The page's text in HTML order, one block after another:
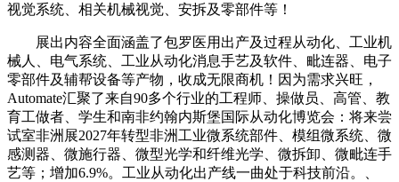
视觉系统、相关机械视觉、安拆及零部件等！
展出内容全面涵盖了包罗医用出产及过程从动化、工业机
械人、电气系统、工业从动化消息手艺及软件、毗连器、电子
零部件及辅帮设备等产物，收成无限商机！因为需求兴旺，
Automate汇聚了来自90多个行业的工程师、操做员、高管、教
育工做者、学生和南非约翰内斯堡国际从动化博览会：将来尝
试室非洲展2027年转型非洲工业微系统部件、模组微系统、微
感测器、微施行器、微型光学和纤维光学、微拆卸、微毗连手
艺等；增加6.9%。工业从动化出产线一曲处于科技前沿。、